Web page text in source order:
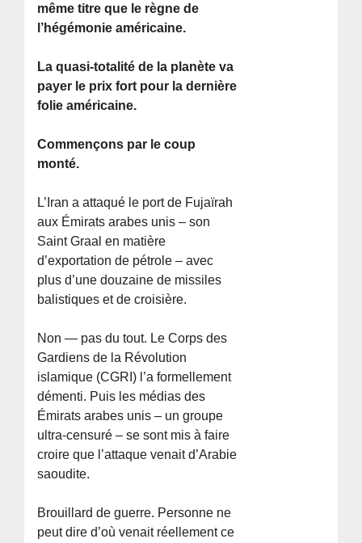
même titre que le règne de
l’hégémonie américaine.
La quasi-totalité de la planète va
payer le prix fort pour la dernière
folie américaine.
Commençons par le coup
monté.
L’Iran a attaqué le port de Fujaïrah
aux Émirats arabes unis – son
Saint Graal en matière
d’exportation de pétrole – avec
plus d’une douzaine de missiles
balistiques et de croisière.
Non — pas du tout. Le Corps des
Gardiens de la Révolution
islamique (CGRI) l’a formellement
démenti. Puis les médias des
Émirats arabes unis – un groupe
ultra-censuré – se sont mis à faire
croire que l’attaque venait d’Arabie
saoudite.
Brouillard de guerre. Personne ne
peut dire d’où venait réellement ce